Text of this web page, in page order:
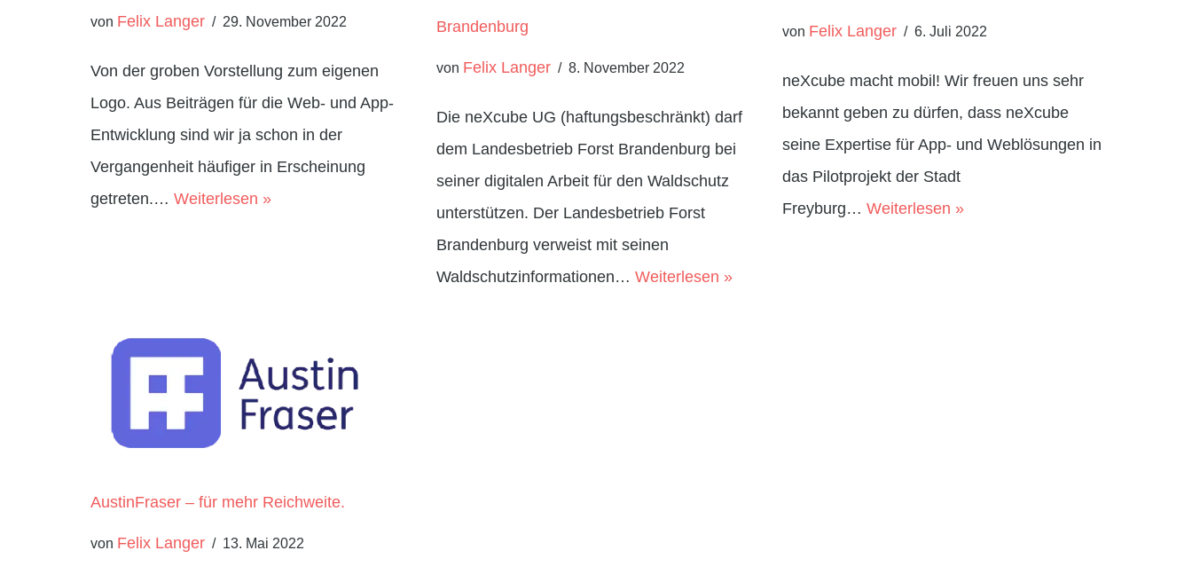
von Felix Langer 29. November 2022
Von der groben Vorstellung zum eigenen
Logo. Aus Beiträgen für die Web- und App-
Entwicklung sind wir ja schon in der
Vergangenheit häufiger in Erscheinung
getreten.… Weiterlesen »
Brandenburg
von Felix Langer 8. November 2022
Die neXcube UG (haftungsbeschränkt) darf
dem Landesbetrieb Forst Brandenburg bei
seiner digitalen Arbeit für den Waldschutz
unterstützen. Der Landesbetrieb Forst
Brandenburg verweist mit seinen
Waldschutzinformationen… Weiterlesen »
von Felix Langer 6. Juli 2022
neXcube macht mobil! Wir freuen uns sehr
bekannt geben zu dürfen, dass neXcube
seine Expertise für App- und Weblösungen in
das Pilotprojekt der Stadt
Freyburg… Weiterlesen »
AustinFraser – für mehr Reichweite.
von Felix Langer 13. Mai 2022